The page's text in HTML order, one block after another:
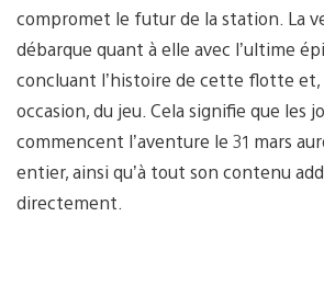
compromet le futur de la station. La
débarque quant à elle avec l’ultime
concluant l’histoire de cette flotte et,
occasion, du jeu. Cela signifie que les
commencent l’aventure le 31 mars
entier, ainsi qu’à tout son contenu
directement.